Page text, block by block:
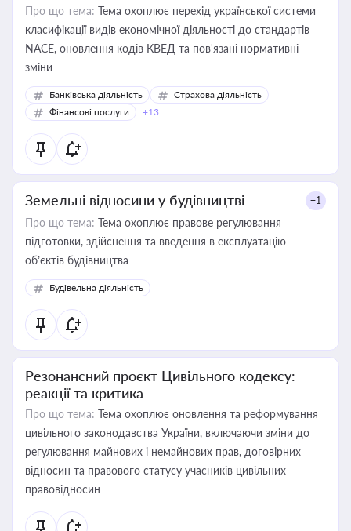
Про що тема: Тема охоплює перехід української системи
класифікації видів економічної діяльності до стандартів
NACE, оновлення кодів КВЕД та пов'язані нормативні
зміни
Банківська діяльність
Страхова діяльність
Фінансові послуги
+13
Земельні відносини у будівництві +1
Про що тема: Тема охоплює правове регулювання
підготовки, здійснення та введення в експлуатацію
об’єктів будівництва
Будівельна діяльність
Резонансний проєкт Цивільного кодексу:
реакції та критика
Про що тема: Тема охоплює оновлення та реформування
цивільного законодавства України, включаючи зміни до
регулювання майнових і немайнових прав, договірних
відносин та правового статусу учасників цивільних
правовідносин